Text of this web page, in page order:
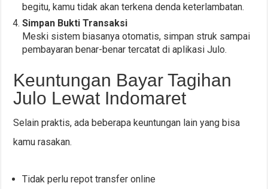
begitu, kamu tidak akan terkena denda keterlambatan.
Simpan Bukti Transaksi
Meski sistem biasanya otomatis, simpan struk sampai
pembayaran benar-benar tercatat di aplikasi Julo.
Keuntungan Bayar Tagihan
Julo Lewat Indomaret
Selain praktis, ada beberapa keuntungan lain yang bisa
kamu rasakan.
Tidak perlu repot transfer online